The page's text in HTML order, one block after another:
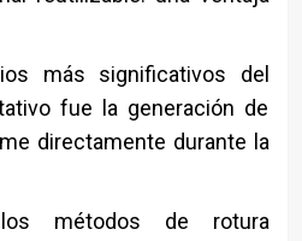
más significativos del
fue la generación de
directamente durante la
métodos de rotura